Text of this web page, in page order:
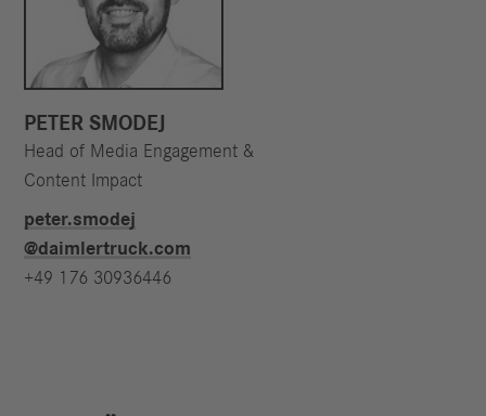
PETER SMODEJ
Head of Media Engagement &
Content Impact
peter.smodej​
@daimlertruck.com
+49 176 30936446